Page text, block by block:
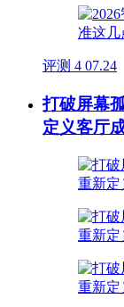
评测 4 07.24
打破屏幕
定义客厅